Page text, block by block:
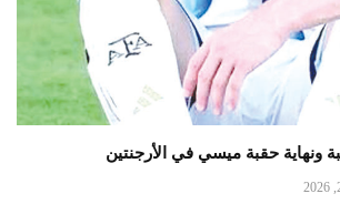
ونهاية حقبة ميسي في الأرجنتين